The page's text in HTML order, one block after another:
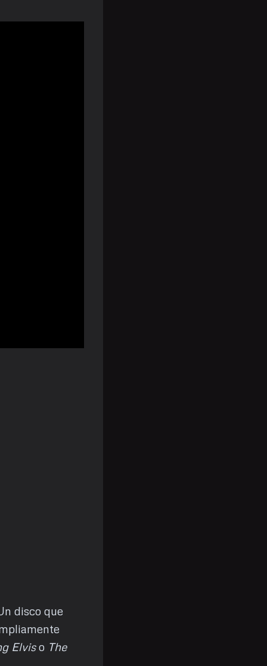
disco que
Elviso The